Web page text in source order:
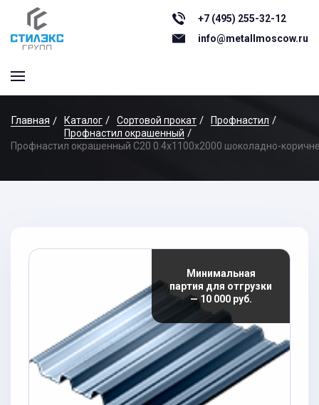
+7 (495) 255-32-12
info@metallmoscow.ru
Главная Каталог Сортовой прокат
Профнастил
Профнастил окрашенный
Профнастил окрашенный С20 0.4x1100x2000 шоколадно-
Минимальная
партия для отгрузки
— 10 000 руб.